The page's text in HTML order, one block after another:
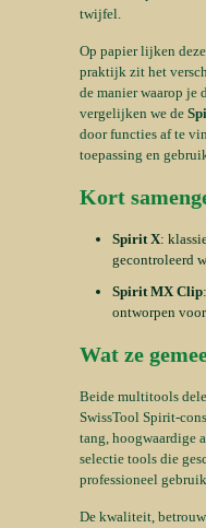
twijfel.
Op papier lijken
praktijk zit het
de manier waarop
vergelijken we de
door functies af te
toepassing en
Kort
Spirit X:
gecontroleerd
Spirit MX Clip
ontworpen
Wat ze
Beide multitools
SwissTool Spirit-
tang, hoogwaardige
selectie tools die
professioneel
De kwaliteit,